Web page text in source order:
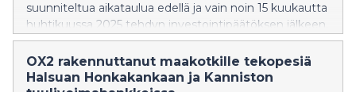
suunniteltua aikataulua edellä ja vain noin 15 kuukautta
huhtikuussa 2025 tehdyn investointipäätöksen jälkeen.
OX2 rakennuttanut maakotkille tekopesiä
Halsuan Honkakankaan ja Kanniston